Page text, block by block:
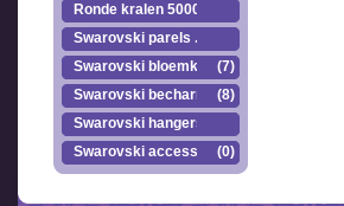
Ronde kralen 5000
Swarovski parels ..
Swarovski bloemkr..
(7)
Swarovski becharmed(8)
Swarovski hangers
Swarovski accesso..
(0)